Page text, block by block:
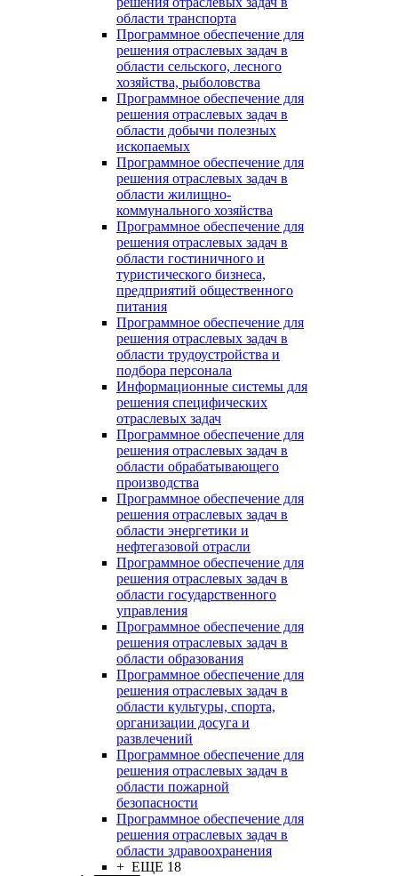
области транспорта
Программное обеспечение для
решения отраслевых задач в
области сельского, лесного
хозяйства, рыболовства
Программное обеспечение для
решения отраслевых задач в
области добычи полезных
ископаемых
Программное обеспечение для
решения отраслевых задач в
области жилищно-
коммунального хозяйства
Программное обеспечение для
решения отраслевых задач в
области гостиничного и
туристического бизнеса,
предприятий общественного
питания
Программное обеспечение для
решения отраслевых задач в
области трудоустройства и
подбора персонала
Информационные системы для
решения специфических
отраслевых задач
Программное обеспечение для
решения отраслевых задач в
области обрабатывающего
производства
Программное обеспечение для
решения отраслевых задач в
области энергетики и
нефтегазовой отрасли
Программное обеспечение для
решения отраслевых задач в
области государственного
управления
Программное обеспечение для
решения отраслевых задач в
области образования
Программное обеспечение для
решения отраслевых задач в
области культуры, спорта,
организации досуга и
развлечений
Программное обеспечение для
решения отраслевых задач в
области пожарной
безопасности
Программное обеспечение для
решения отраслевых задач в
области здравоохранения
+ ЕЩЕ 18